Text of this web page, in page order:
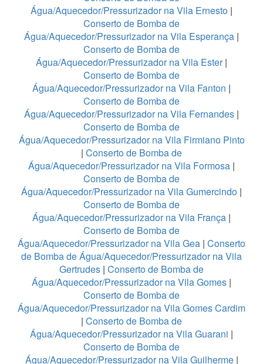
Água/Aquecedor/Pressurizador na Vila Ernesto |
Conserto de Bomba de
Água/Aquecedor/Pressurizador na Vila Esperança |
Conserto de Bomba de
Água/Aquecedor/Pressurizador na Vila Ester|
Conserto de Bomba de
Água/Aquecedor/Pressurizador na Vila Fanton |
Conserto de Bomba de
Água/Aquecedor/Pressurizador na Vila Fernandes |
Conserto de Bomba de
Água/Aquecedor/Pressurizador na Vila Firmiano Pinto
| Conserto de Bomba de
Água/Aquecedor/Pressurizador na Vila Formosa |
Conserto de Bomba de
Água/Aquecedor/Pressurizador na Vila Gumercindo |
Conserto de Bomba de
Água/Aquecedor/Pressurizador na Vila França |
Conserto de Bomba de
Água/Aquecedor/Pressurizador na Vila Gea | Conserto
de Bomba de Água/Aquecedor/Pressurizador na Vila
Gertrudes | Conserto de Bomba de
Água/Aquecedor/Pressurizador na Vila Gomes |
Conserto de Bomba de
Água/Aquecedor/Pressurizador na Vila Gomes Cardim
| Conserto de Bomba de
Água/Aquecedor/Pressurizador na Vila Guarani |
Conserto de Bomba de
Água/Aquecedor/Pressurizador na Vila Guilherme|